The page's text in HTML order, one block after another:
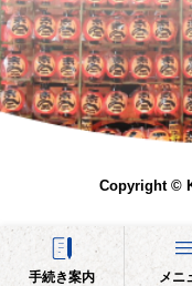
手続き案内 メニ
Copyright ©